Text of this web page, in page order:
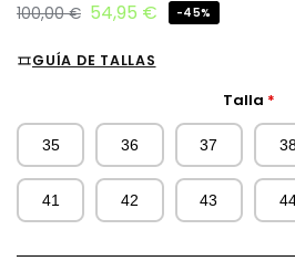
100,00€ 54,95 € -45%
GUÍA DE TALLAS
Talla *
35 36 37
41 42 43